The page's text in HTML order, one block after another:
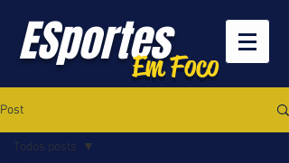
ESportesEm Foco
Post
Todos posts